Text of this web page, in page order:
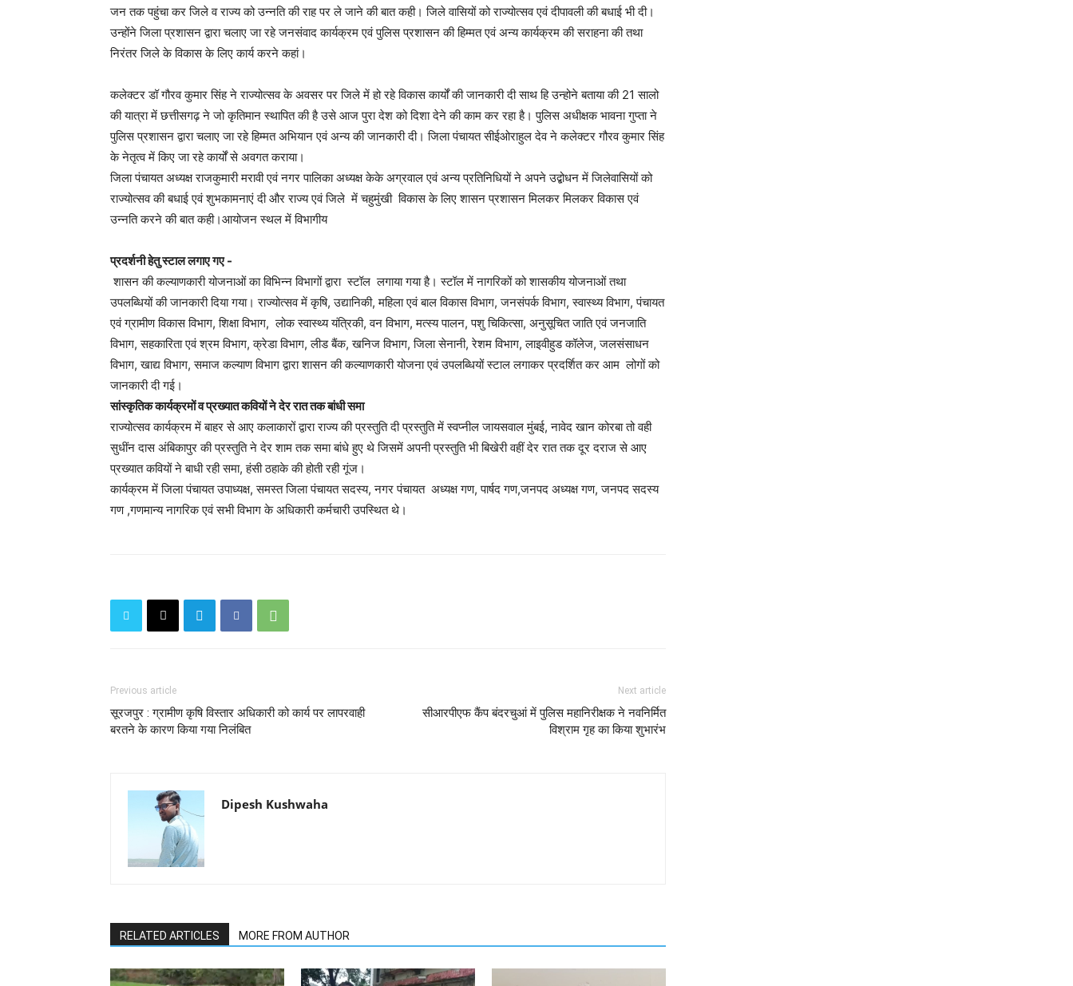
जन तक पहुंचा कर जिले व राज्य को उन्नति की राह पर ले जाने की बात कही। जिले वासियों को राज्योत्सव एवं दीपावली की बधाई भी दी।
उन्होंने जिला प्रशासन द्वारा चलाए जा रहे जनसंवाद कार्यक्रम एवं पुलिस प्रशासन की हिम्मत एवं अन्य कार्यक्रम की सराहना की तथा
निरंतर जिले के विकास के लिए कार्य करने कहां।
कलेक्टर डॉ गौरव कुमार सिंह ने राज्योत्सव के अवसर पर जिले में हो रहे विकास कार्यों की जानकारी दी साथ हि उन्होने बताया की 21 सालो
की यात्रा में छत्तीसगढ़ ने जो कृतिमान स्थापित की है उसे आज पुरा देश को दिशा देने की काम कर रहा है। पुलिस अधीक्षक भावना गुप्ता ने
पुलिस प्रशासन द्वारा चलाए जा रहे हिम्मत अभियान एवं अन्य की जानकारी दी। जिला पंचायत सीईओराहुल देव ने कलेक्टर गौरव कुमार सिंह
के नेतृत्व में किए जा रहे कार्यों से अवगत कराया।
जिला पंचायत अध्यक्ष राजकुमारी मरावी एवं नगर पालिका अध्यक्ष केके अग्रवाल एवं अन्य प्रतिनिधियों ने अपने उद्बोधन में जिलेवासियों को
राज्योत्सव की बधाई एवं शुभकामनाएं दी और राज्य एवं जिले में चहुमुंखी विकास के लिए शासन प्रशासन मिलकर मिलकर विकास एवं
उन्नति करने की बात कही।आयोजन स्थल में विभागीय
प्रदर्शनी हेतु स्टाल लगाए गए -
शासन की कल्याणकारी योजनाओं का विभिन्न विभागों द्वारा स्टॉल लगाया गया है। स्टॉल में नागरिकों को शासकीय योजनाओं तथा
उपलब्धियों की जानकारी दिया गया। राज्योत्सव में कृषि, उद्यानिकी, महिला एवं बाल विकास विभाग, जनसंपर्क विभाग, स्वास्थ्य विभाग, पंचायत
एवं ग्रामीण विकास विभाग, शिक्षा विभाग, लोक स्वास्थ्य यंत्रिकी, वन विभाग, मत्स्य पालन, पशु चिकित्सा, अनुसूचित जाति एवं जनजाति
विभाग, सहकारिता एवं श्रम विभाग, क्रेडा विभाग, लीड बैंक, खनिज विभाग, जिला सेनानी, रेशम विभाग, लाइवीहुड कॉलेज, जलसंसाधन
विभाग, खाद्य विभाग, समाज कल्याण विभाग द्वारा शासन की कल्याणकारी योजना एवं उपलब्धियों स्टाल लगाकर प्रदर्शित कर आम लोगों को
जानकारी दी गई।
सांस्कृतिक कार्यक्रमों व प्रख्यात कवियों ने देर रात तक बांधी समा
राज्योत्सव कार्यक्रम में बाहर से आए कलाकारों द्वारा राज्य की प्रस्तुति दी प्रस्तुति में स्वप्नील जायसवाल मुंबई, नावेद खान कोरबा तो वही
सुधींन दास अंबिकापुर की प्रस्तुति ने देर शाम तक समा बांधे हुए थे जिसमें अपनी प्रस्तुति भी बिखेरी वहीं देर रात तक दूर दराज से आए
प्रख्यात कवियों ने बाधी रही समा, हंसी ठहाके की होती रही गूंज।
कार्यक्रम में जिला पंचायत उपाध्यक्ष, समस्त जिला पंचायत सदस्य, नगर पंचायत अध्यक्ष गण, पार्षद गण,जनपद अध्यक्ष गण, जनपद सदस्य
गण ,गणमान्य नागरिक एवं सभी विभाग के अधिकारी कर्मचारी उपस्थित थे।
Previous article
सूरजपुर : ग्रामीण कृषि विस्तार अधिकारी को कार्य पर लापरवाही
बरतने के कारण किया गया निलंबित
Next article
सीआरपीएफ कैंप बंदरचुआं में पुलिस महानिरीक्षक ने नवनिर्मित
विश्राम गृह का किया शुभारंभ
Dipesh Kushwaha
RELATED ARTICLES MORE FROM AUTHOR